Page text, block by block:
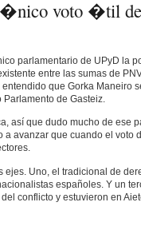
�nico voto �til
parlamentario de UPyD la
entre las sumas de
que Gorka Maneiro
de Gasteiz.
así que dudo mucho de ese
a avanzar que cuando el voto
ejes. Uno, el tradicional de
españoles. Y un
conflicto y estuvieron en